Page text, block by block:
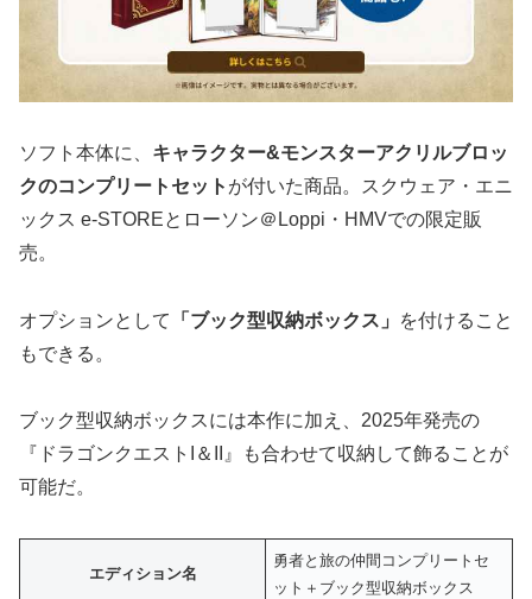
ソフト本体に、 キャラクター&モンスターアクリルブロッ
クのコンプリートセット が付いた商品。スクウェア・エニ
ックス e-STOREとローソン＠Loppi・HMVでの限定販
売。
オプションとして 「ブック型収納ボックス」
を付けること
もできる。
ブック型収納ボックスには本作に加え、2025年発売の
『ドラゴンクエストI＆II』も合わせて収納して飾ることが
可能だ。
エディション名
勇者と旅の仲間コンプリートセ
ット＋ブック型収納ボックス